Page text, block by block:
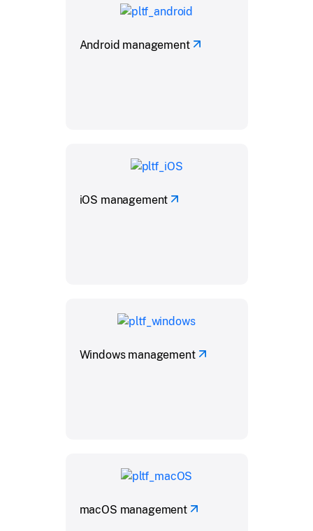
Android management
iOS management
Windows management
macOS management